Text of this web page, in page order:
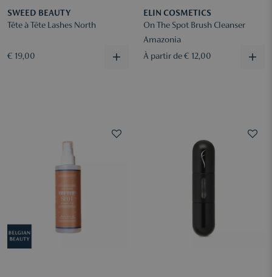
SWEED BEAUTY
Tête à Tête Lashes North
€ 19,00
ELIN COSMETICS
On The Spot Brush Cleanser
Amazonia
À partir de € 12,00